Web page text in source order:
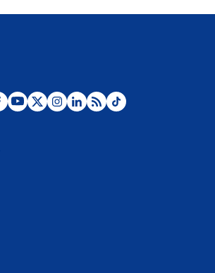
Las razones para escoger al nuevo